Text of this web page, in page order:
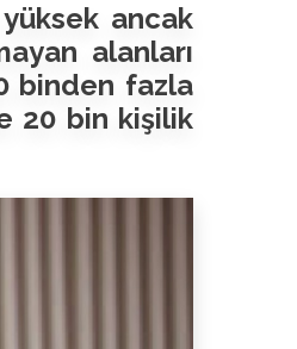
ancak
alanları
binden fazla
20 bin kişilik